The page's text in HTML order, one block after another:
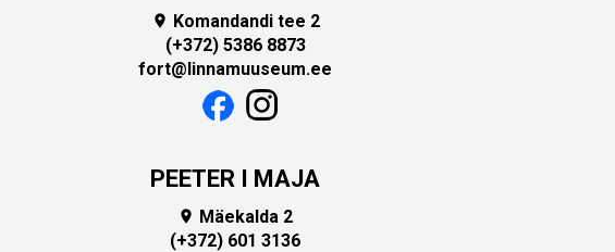
 Komandandi tee 2
(+372) 5386 8873
fort@linnamuuseum.ee
PEETER I MAJA
 Mäekalda 2
(+372) 601 3136